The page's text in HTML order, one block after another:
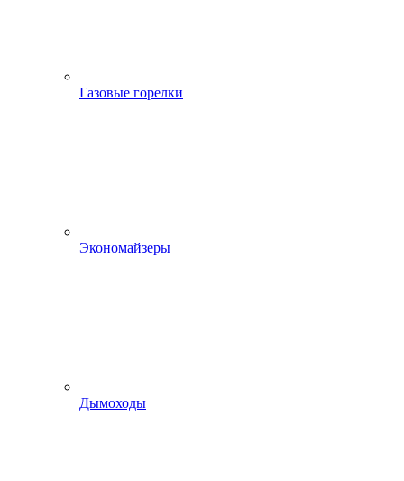
Газовые горелки
Экономайзеры
Дымоходы